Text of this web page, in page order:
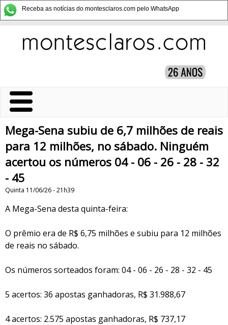
Receba as notícias do montesclaros.com pelo WhatsApp
Mega-Sena subiu de 6,7 milhões de reais
para 12 milhões, no sábado. Ninguém
acertou os números 04 - 06 - 26 - 28 - 32
- 45
Quinta 11/06/26 - 21h39
A Mega-Sena desta quinta-feira:
O prêmio era de R$ 6,75 milhões e subiu para 12 milhões
de reais no sábado.
Os números sorteados foram: 04 - 06 - 26 - 28 - 32 - 45
5 acertos: 36 apostas ganhadoras, R$ 31.988,67
4 acertos: 2.575 apostas ganhadoras, R$ 737,17